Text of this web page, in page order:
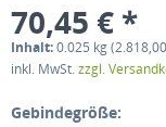
70,45 € *
Inhalt:0.025 kg
inkl. MwSt.zzgl.
Gebindegröße: